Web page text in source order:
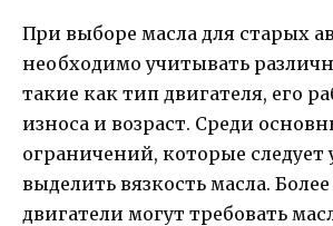
При выборе масла для старых
необходимо учитывать
такие как тип двигателя, его
износа и возраст. Среди
ограничений, которые следует
выделить вязкость масла.
двигатели могут требовать